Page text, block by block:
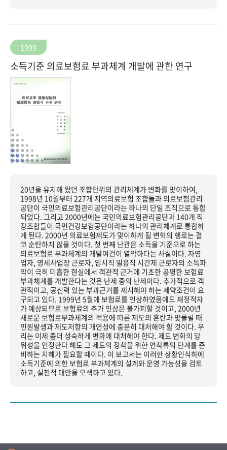
1999
소득기준 의료보험료 부과체계 개발에 관한 연구
20년을 유지해 왔던 조합단위의 관리체계가 변화를 맞이하여,
1998년 10월부터 227개 지역의료보험 조합들과 의료보험관리
공단이 국민의료보험관리공단이라는 하나의 단일 조직으로 통합
되었다. 그리고 2000년에는 국민의료보험관리공단과 140개 직
장조합들이 국민건강보험공단이라는 하나의 관리체계로 통합하
게 된다. 2000년 의료보험제도가 맞이하게 될 변혁의 행로는 결
코 순탄하지 않을 것이다. 첫 번째 난관은 소득을 기준으로 하는
의료보험료 부과체계의 개발여건이 열악하다는 사실이다. 자영
업자, 영세사업장 근로자, 임시직 일용직 시간제 근로자의 소득파
악이 극히 미흡한 현실에서 객관적 근거에 기초한 공평한 보험료
부과체계를 개발한다는 것은 난제 중의 난제이다. 추가적으로 객
관적이고, 공신력 있는 부과근거를 제시해야 하는 제약조건이 요
구되고 있다. 1999년 5월에 보험료를 인상하였음에도 재정적자
가 예상되므로 보험료의 추가 인상은 불가피할 것이고, 2000년
새로운 보험료부과체계의 적용에 따른 제도의 혼란과 맞물릴 때
민원발생과 제도저항의 개연성에 충분히 대처해야 할 것이다. 우
리는 이제 좀더 성숙하게 변화에 대처해야 한다. 제도 변화의 당
위성을 인정한다 해도 그 제도의 정착을 위한 연착륙의 단계를 준
비하는 지혜가 필요할 때이다. 이 보고서는 이러한 상황인식하에
소득기준에 의한 보험료 부과체계의 설계와 운영 가능성을 검토
하고, 실천적 대안을 모색하고 있다.